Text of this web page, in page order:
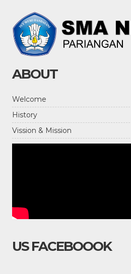
ABOUT
Welcome
History
Vission & Mission
US FACEBOOOK